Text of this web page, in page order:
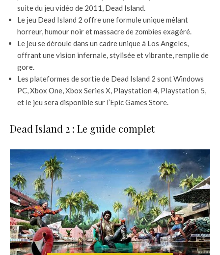
suite du jeu vidéo de 2011, Dead Island.
Le jeu Dead Island 2 offre une formule unique mêlant
horreur, humour noir et massacre de zombies exagéré.
Le jeu se déroule dans un cadre unique à Los Angeles,
offrant une vision infernale, stylisée et vibrante, remplie de
gore.
Les plateformes de sortie de Dead Island 2 sont Windows
PC, Xbox One, Xbox Series X, Playstation 4, Playstation 5,
et le jeu sera disponible sur l’Epic Games Store.
Dead Island 2 : Le guide complet